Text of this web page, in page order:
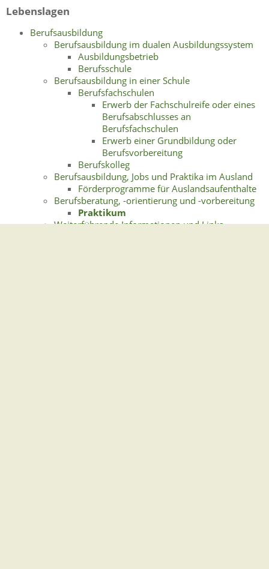
Lebenslagen
Berufsausbildung
Berufsausbildung im dualen Ausbildungssystem
Ausbildungsbetrieb
Berufsschule
Berufsausbildung in einer Schule
Berufsfachschulen
Erwerb der Fachschulreife oder eines
Berufsabschlusses an
Berufsfachschulen
Erwerb einer Grundbildung oder
Berufsvorbereitung
Berufskolleg
Berufsausbildung, Jobs und Praktika im Ausland
Förderprogramme für Auslandsaufenthalte
Berufsberatung, -orientierung und -vorbereitung
Praktikum
Weiterführende Informationen und Links